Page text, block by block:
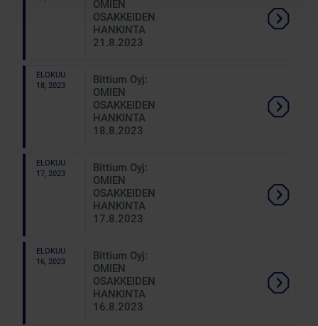
OMIEN
OSAKKEIDEN
HANKINTA
21.8.2023
ELOKUU
18, 2023
Bittium Oyj:
OMIEN
OSAKKEIDEN
HANKINTA
18.8.2023
ELOKUU
17, 2023
Bittium Oyj:
OMIEN
OSAKKEIDEN
HANKINTA
17.8.2023
ELOKUU
16, 2023
Bittium Oyj:
OMIEN
OSAKKEIDEN
HANKINTA
16.8.2023